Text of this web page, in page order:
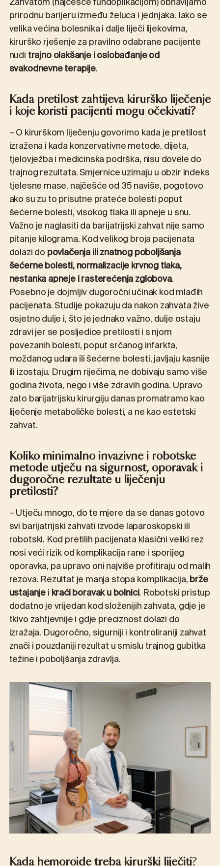
prirodnu barijeru između želuca i jednjaka. Iako se
velika većina bolesnika i dalje liječi lijekovima,
kirurško rješenje za pravilno odabrane pacijente
nuditrajno olakšanje i oslobađanje od
svakodnevne terapije.
Kada pretilost zahtijeva kirurško liječenje
i koje koristi pacijenti mogu očekivati?
– O kirurškom liječenju govorimo kada je pretilost
izražena i kada konzervativne metode, dijeta,
tjelovježba i medicinska podrška, nisu dovele do
trajnog rezultata. Smjernice uzimaju u obzir indeks
tjelesne mase, najčešće od 35 naviše, pogotovo
ako su zu to prisutne prateće bolesti poput
šećerne bolesti, visokog tlaka ili apneje u snu.
Važno je naglasiti da barijatrijski zahvat nije samo
pitanje kilograma. Kod velikog broja pacijenata
dolazi dopovlačenja ili znatnog poboljšanja
šećerne bolesti, normalizacije krvnog tlaka,
nestanka apneje i rasterećenja zglobova.
Posebno je dojmljiv dugoročni učinak kod mlađih
pacijenata. Studije pokazuju da nakon zahvata žive
osjetno dulje i, što je jednako važno, dulje ostaju
zdravi jer se posljedice pretilosti i s njom
povezanih bolesti, poput srčanog infarkta,
moždanog udara ili šećerne bolesti, javljaju kasnije
ili izostaju. Drugim riječima, ne dobivaju samo više
godina života, nego i više zdravih godina. Upravo
zato barijatrijsku kirurgiju danas promatramo kao
liječenje metaboličke bolesti, a ne kao estetski
zahvat.
Koliko minimalno invazivne i robotske
metode utječu na sigurnost, oporavak i
dugoročne rezultate u liječenju
pretilosti?
– Utječu mnogo, do te mjere da se danas gotovo
svi barijatrijski zahvati izvode laparoskopski ili
robotski. Kod pretilih pacijenata klasični veliki rez
nosi veći rizik od komplikacija rane i sporijeg
oporavka, pa upravo oni najviše profitiraju od malih
rezova. Rezultat je manja stopa komplikacija,brže
ustajanjeikraći boravak u bolnici. Robotski pristup
dodatno je vrijedan kod složenijih zahvata, gdje je
tkivo zahtjevnije i gdje preciznost dolazi do
izražaja. Dugoročno, sigurniji i kontroliraniji zahvat
znači i pouzdaniji rezultat u smislu trajnog gubitka
težine i poboljšanja zdravlja.
Kada hemoroide treba kirurški liječiti?